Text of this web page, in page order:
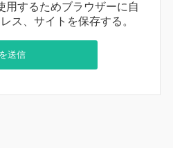
用するためブラウザーに自
ス、サイトを保存する。